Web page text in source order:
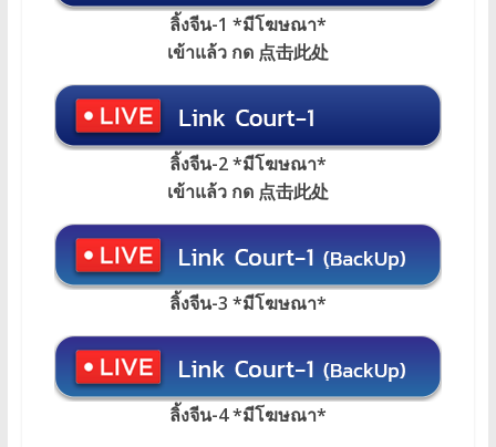
ลิ้งจีน-1 *มีโฆษณา*
เข้าแล้ว กด 点击此处
ลิ้งจีน-2 *มีโฆษณา*
เข้าแล้ว กด 点击此处
ลิ้งจีน-3 *มีโฆษณา*
ลิ้งจีน-4 *มีโฆษณา*